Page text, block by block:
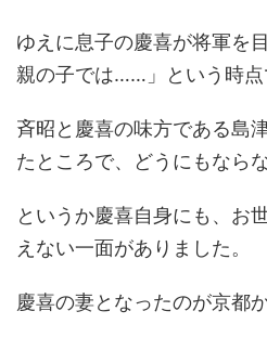
ゆえに息子の慶喜が将軍を
親の子では……」という時点
斉昭と慶喜の味方である島
たところで、どうにもなら
というか慶喜自身にも、お
えない一面がありました。
慶喜の妻となったのが京都